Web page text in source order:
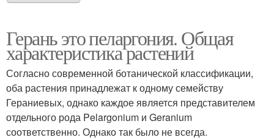
Герань это пеларгония. Общая
характеристика растений
Согласно современной ботанической классификации,
оба растения принадлежат к одному семейству
Гераниевых, однако каждое является представителем
отдельного рода Pelargonium и Geranium
соответственно. Однако так было не всегда.